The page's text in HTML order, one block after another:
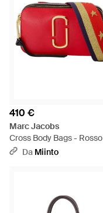
410 €
Marc Jacobs
Cross Body Bags - Rosso
Da Miinto